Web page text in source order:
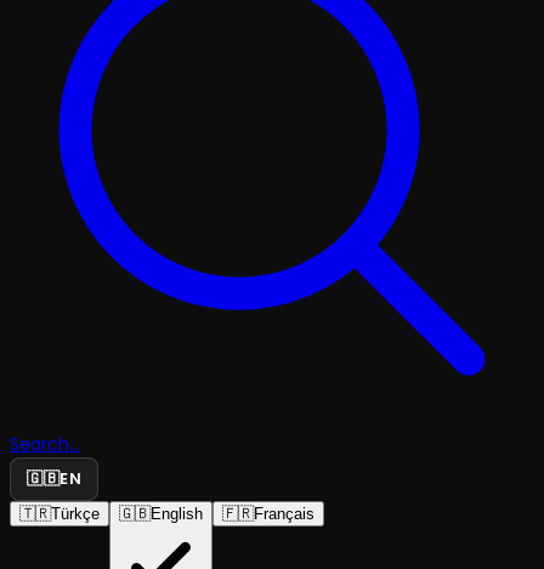
Search...
🇬🇧EN
🇹🇷Türkçe 🇬🇧English 🇫🇷Français